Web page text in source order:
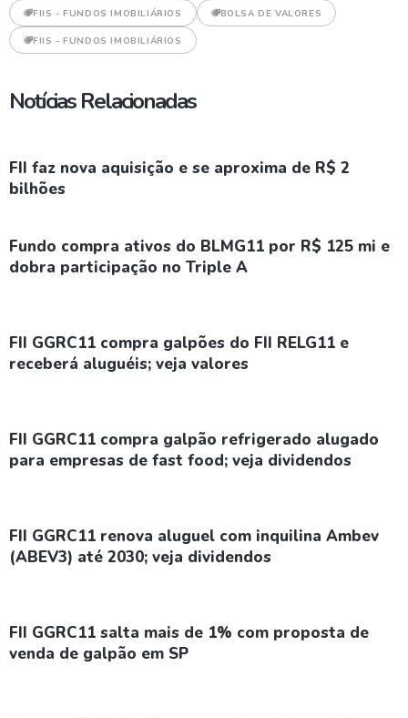
FIIS - FUNDOS IMOBILIÁRIOS BOLSA DE VALORES
FIIS - FUNDOS IMOBILIÁRIOS
Notícias Relacionadas
FII faz nova aquisição e se aproxima de R$ 2
bilhões
Fundo compra ativos do BLMG11 por R$ 125 mi e
dobra participação no Triple A
FII GGRC11 compra galpões do FII RELG11 e
receberá aluguéis; veja valores
FII GGRC11 compra galpão refrigerado alugado
para empresas de fast food; veja dividendos
FII GGRC11 renova aluguel com inquilina Ambev
(ABEV3) até 2030; veja dividendos
FII GGRC11 salta mais de 1% com proposta de
venda de galpão em SP